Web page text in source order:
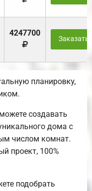
4247700
Заказать
планировку,
создавать
дома с
числом комнат.
проект, 100%
подобрать